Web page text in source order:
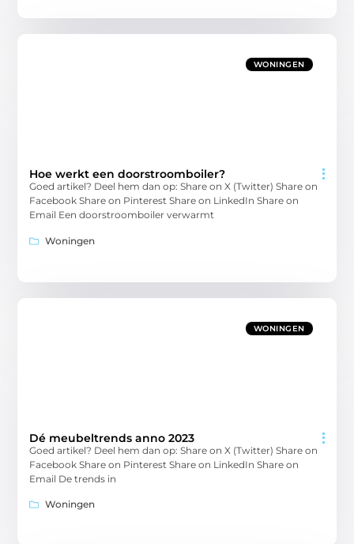
WONINGEN
Hoe werkt een doorstroomboiler?
Goed artikel? Deel hem dan op: Share on X (Twitter) Share on
Facebook Share on Pinterest Share on LinkedIn Share on
Email Een doorstroomboiler verwarmt
Woningen
WONINGEN
Dé meubeltrends anno 2023
Goed artikel? Deel hem dan op: Share on X (Twitter) Share on
Facebook Share on Pinterest Share on LinkedIn Share on
Email De trends in
Woningen